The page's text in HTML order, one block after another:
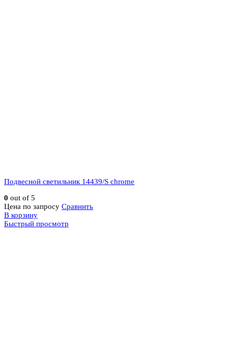
Подвесной светильник 14439/S chrome
0 out of 5
Цена по запросу Сравнить
В корзину
Быстрый просмотр